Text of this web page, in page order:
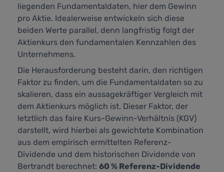
liegenden Fundamentaldaten, hier dem Gewinn
pro Aktie. Idealerweise entwickeln sich diese
beiden Werte parallel, denn langfristig folgt der
Aktienkurs den fundamentalen Kennzahlen des
Unternehmens.
Die Herausforderung besteht darin, den richtigen
Faktor zu finden, um die Fundamentaldaten so zu
skalieren, dass ein aussagekräftiger Vergleich mit
dem Aktienkurs möglich ist. Dieser Faktor, der
letztlich das faire Kurs-Gewinn-Verhältnis (KGV)
darstellt, wird hierbei als gewichtete Kombination
aus dem empirisch ermittelten Referenz-
Dividende und dem historischen Dividende von
Bertrandt berechnet: 60 % Referenz-Dividende